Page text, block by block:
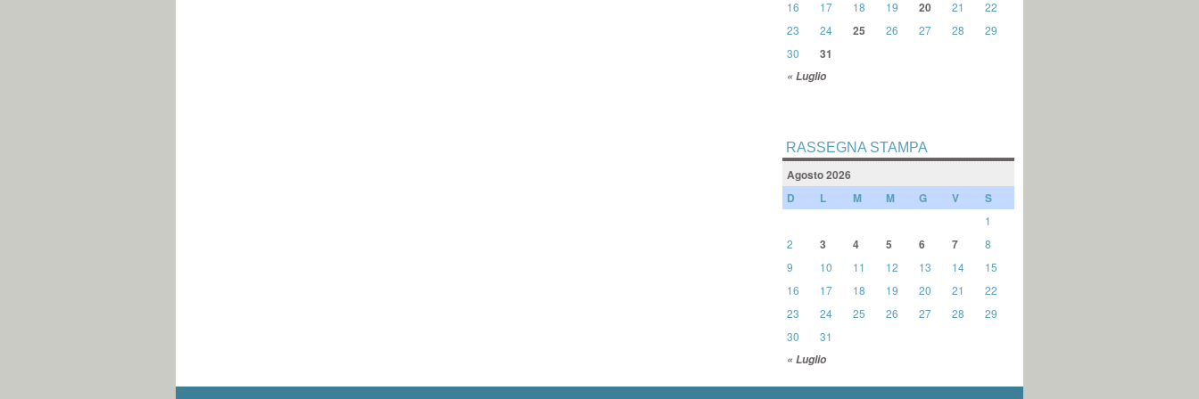
« Luglio
16
17 18 19 20 21
22
23
24 25 26 27 28
29
30
31
RASSEGNA STAMPA
Agosto 2026
D
L M M G V S
« Luglio
1
2
3 4 5 6 7
8
9
10 11 12 13 14
15
16
17 18 19 20 21
22
23
24 25 26 27 28
29
30
31